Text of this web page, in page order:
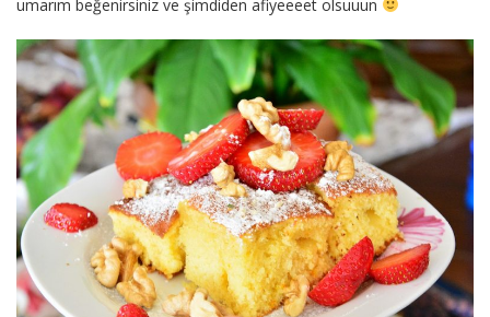
umarım beğenirsiniz ve şimdiden afiyeeeet olsuuun